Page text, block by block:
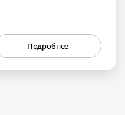
Подробнее